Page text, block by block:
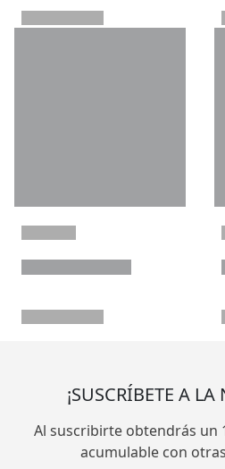
¡SUSCRÍBETE A LA
Al suscribirte obtendrás un
acumulable con